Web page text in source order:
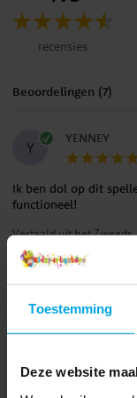
Toestemming
Deze website
recensies
Beoordelingen (7)
Y
YENNEY
Ik ben dol op dit
functioneel!
Vertaald uit het Zweeds
2 jaar geleden
MB
Vertaald uit het Zweeds